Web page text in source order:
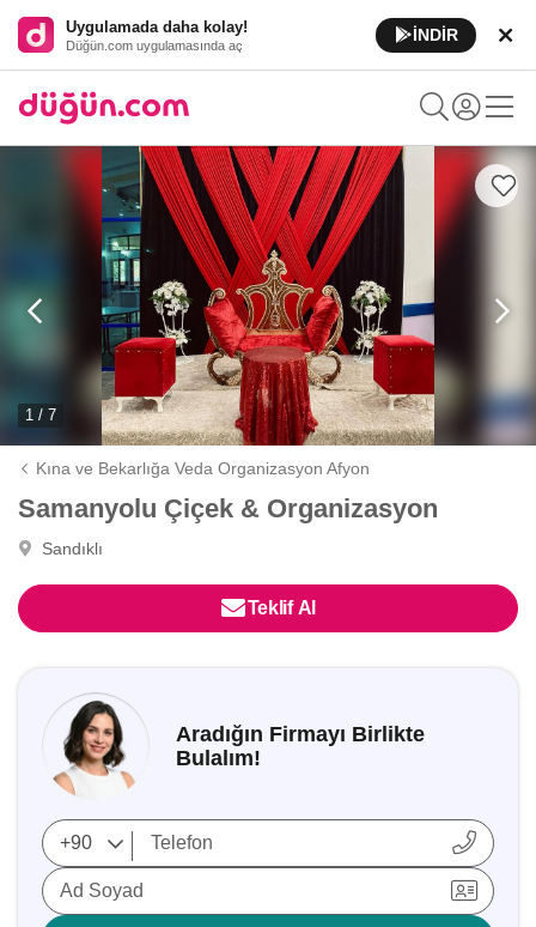
Uygulamada daha kolay!
Düğün.com uygulamasında aç
İNDİR
1 / 7
Kına ve Bekarlığa Veda Organizasyon Afyon
Samanyolu Çiçek & Organizasyon
Sandıklı
Teklif Al
Aradığın Firmayı Birlikte
Bulalım!
Ad Soyad